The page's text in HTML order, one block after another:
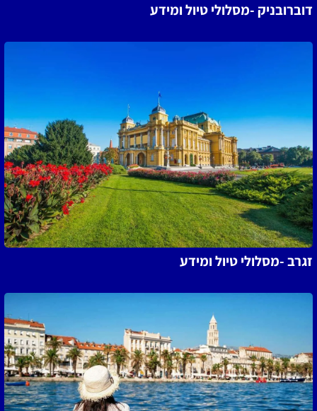
דוברובניק -מסלולי טיול ומידע
זגרב -מסלולי טיול ומידע